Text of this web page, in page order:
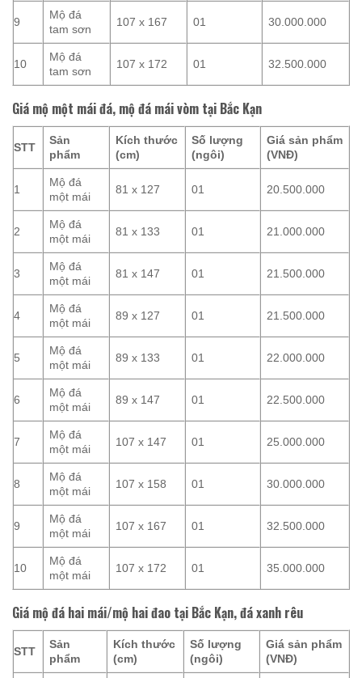
9
Mộ đá
tam sơn
107 x 167 01 30.000.000
10
Mộ đá
tam sơn
107 x 172 01 32.500.000
Giá mộ một mái đá, mộ đá mái vòm tại Bắc Kạn
STT
Sản
phẩm
Kích thước
(cm)
Số lượng
(ngôi)
Giá sản phẩm
(VNĐ)
1
Mộ đá
một mái
81 x 127 01 20.500.000
2
Mộ đá
một mái
81 x 133 01 21.000.000
3
Mộ đá
một mái
81 x 147 01 21.500.000
4
Mộ đá
một mái
89 x 127 01 21.500.000
5
Mộ đá
một mái
89 x 133 01 22.000.000
6
Mộ đá
một mái
89 x 147 01 22.500.000
7
Mộ đá
một mái
107 x 147 01 25.000.000
8
Mộ đá
một mái
107 x 158 01 30.000.000
9
Mộ đá
một mái
107 x 167 01 32.500.000
10
Mộ đá
một mái
107 x 172 01 35.000.000
Giá mộ đá hai mái/mộ hai đao tại Bắc Kạn, đá xanh rêu
STT
Sản
phẩm
Kích thước
(cm)
Số lượng
(ngôi)
Giá sản phẩm
(VNĐ)